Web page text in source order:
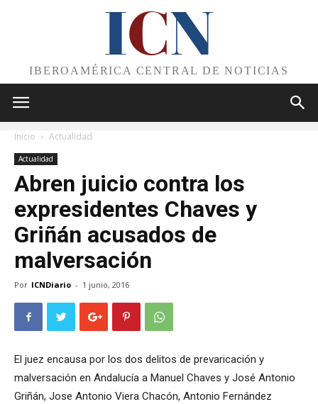
ICN
IBEROAMÉRICA CENTRAL DE NOTICIAS
Inicio Actualidad
Actualidad
Abren juicio contra los
expresidentes Chaves y
Griñán acusados de
malversación
Por ICNDiario - 1 junio, 2016
El juez encausa por los dos delitos de prevaricación y
malversación en Andalucía a Manuel Chaves y José Antonio
Griñán, Jose Antonio Viera Chacón, Antonio Fernández